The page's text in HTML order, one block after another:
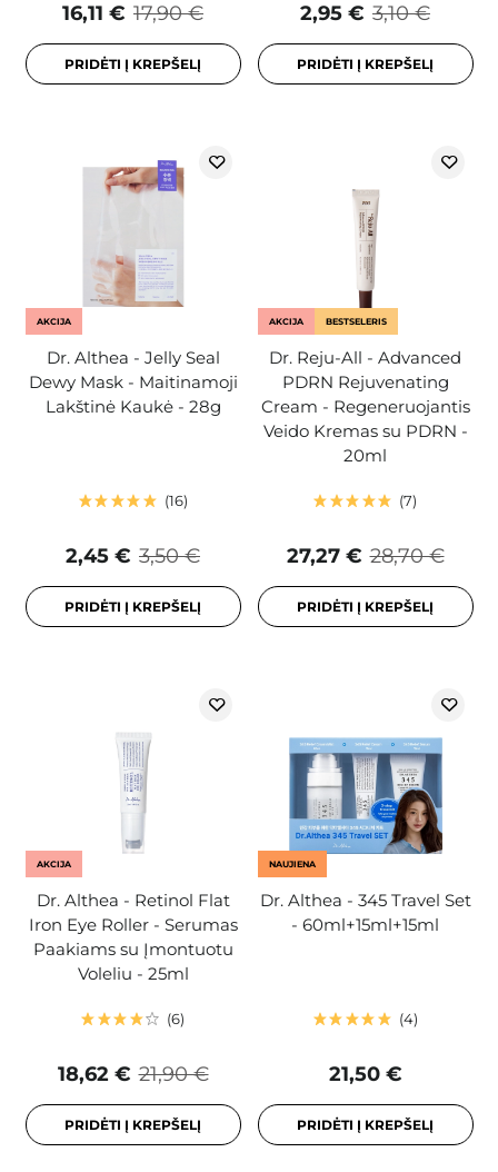
17,90 €
16,11 €
PRIDĖTI Į KREPŠELĮ
3,10 €
2,95 €
PRIDĖTI Į KREPŠELĮ
AKCIJA
Dr. Althea - Jelly Seal
Dewy Mask - Maitinamoji
Lakštinė Kaukė - 28g
16
3,50 €
2,45 €
PRIDĖTI Į KREPŠELĮ
AKCIJA BESTSELERIS
Dr. Reju-All - Advanced
PDRN Rejuvenating
Cream - Regeneruojantis
Veido Kremas su PDRN -
20ml
7
28,70 €
27,27 €
PRIDĖTI Į KREPŠELĮ
AKCIJA
Dr. Althea - Retinol Flat
Iron Eye Roller - Serumas
Paakiams su Įmontuotu
Voleliu - 25ml
6
21,90 €
18,62 €
PRIDĖTI Į KREPŠELĮ
NAUJIENA
Dr. Althea - 345 Travel Set
- 60ml+15ml+15ml
4
21,50 €
PRIDĖTI Į KREPŠELĮ